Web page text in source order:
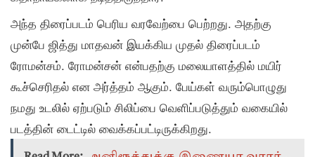
அந்த திரைப்படம் பெரிய வரவேற்பை பெற்றது. அதற்கு
முன்பே ஜித்து மாதவன் இயக்கிய முதல் திரைப்படம்
ரோமன்சம். ரோமன்சன் என்பதற்கு மலையாளத்தில் மயிர்
கூச்செரிதல் என அர்த்தம் ஆகும். பேய்கள் வரும்பொழுது
நமது உடலில் ஏற்படும் சிலிப்பை வெளிப்படுத்தும் வகையில்
படத்தின் டைட்டில் வைக்கப்பட்டிருக்கிறது.